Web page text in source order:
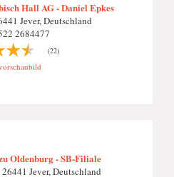
Hall AG - Daniel Epkes
Jever, Deutschland
2684477
(22)
Oldenburg - SB-Filiale
Jever, Deutschland